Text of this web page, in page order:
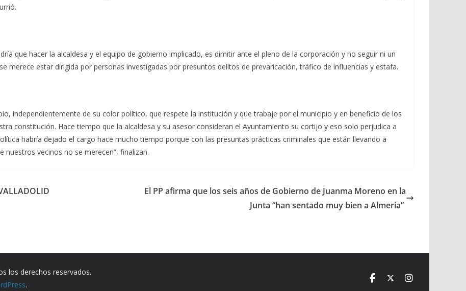
que hacer la alcaldesa y el equipo de gobierno implicado, es dimitir ante el pleno de la corporación y no seguir ni un
merece estar dirigida por personas investigadas por presuntos delitos de prevaricación, tráfico de influencias y estafa.
independientemente de su color político, que respete la institución y que trabaje por el municipio y en beneficio de los
constitución. Hace tiempo que la alcaldesa y su asesor consideran el Ayuntamiento su cortijo y eso solo perjudica a
habría dejado el cargo hace mucho tiempo porque con las presuntas prácticas criminales que están llevando a
nuestros vecinos no se merecen”, finalizan.
El PP afirma que los seis años de Gobierno de Juanma Moreno en la
Junta “han sentado muy bien a Almería”
los derechos reservados.
.